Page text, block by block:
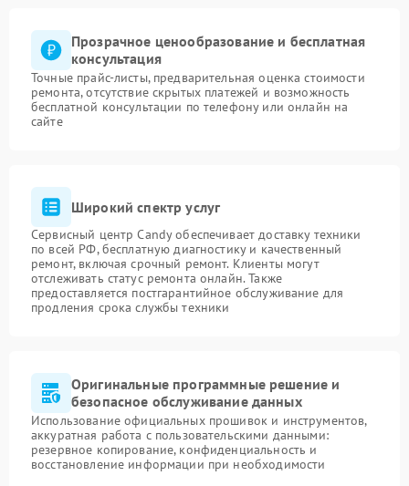
Прозрачное ценообразование и бесплатная
консультация
Точные прайс-листы, предварительная оценка стоимости
ремонта, отсутствие скрытых платежей и возможность
бесплатной консультации по телефону или онлайн на
сайте
Широкий спектр услуг
Сервисный центр Candy обеспечивает доставку техники
по всей РФ, бесплатную диагностику и качественный
ремонт, включая срочный ремонт. Клиенты могут
отслеживать статус ремонта онлайн. Также
предоставляется постгарантийное обслуживание для
продления срока службы техники
Оригинальные программные решение и
безопасное обслуживание данных
Использование официальных прошивок и инструментов,
аккуратная работа с пользовательскими данными:
резервное копирование, конфиденциальность и
восстановление информации при необходимости